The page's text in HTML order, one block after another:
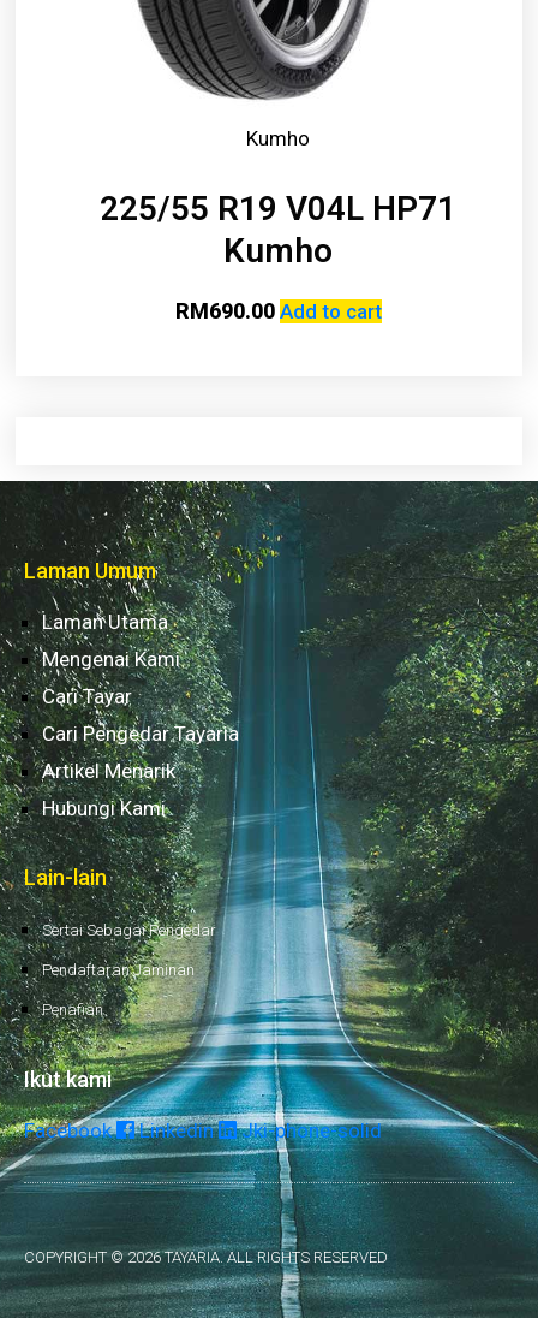
Kumho
225/55 R19 V04L HP71
Kumho
RM690.00 Add to cart
Laman Umum
Laman Utama
Mengenai Kami
Cari Tayar
Cari Pengedar Tayaria
Artikel Menarik
Hubungi Kami
Lain-lain
Sertai Sebagai Pengedar
Pendaftaran Jaminan
Penafian
Ikut kami
Facebook Linkedin Jki-phone-solid
COPYRIGHT © 2026 TAYARIA. ALL RIGHTS RESERVED